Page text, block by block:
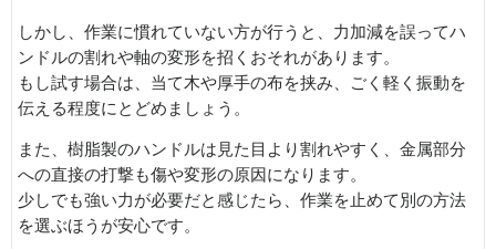
しかし、作業に慣れていない方が行うと、力加減を誤ってハ
ンドルの割れや軸の変形を招くおそれがあります。
もし試す場合は、当て木や厚手の布を挟み、ごく軽く振動を
伝える程度にとどめましょう。
また、樹脂製のハンドルは見た目より割れやすく、金属部分
への直接の打撃も傷や変形の原因になります。
少しでも強い力が必要だと感じたら、作業を止めて別の方法
を選ぶほうが安心です。